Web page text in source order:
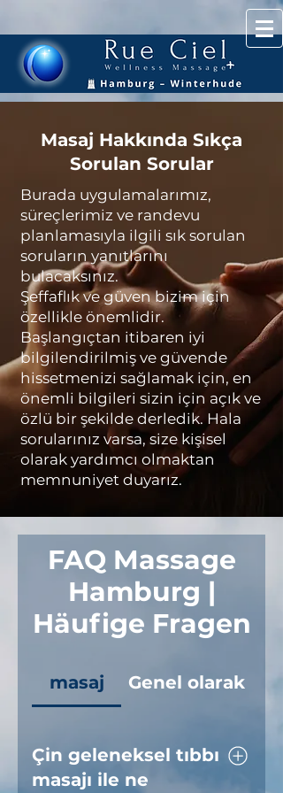
Masaj Hakkında Sıkça
Sorulan Sorular
Burada uygulamalarımız,
süreçlerimiz ve randevu
planlamasıyla ilgili sık sorulan
soruların yanıtlarını
bulacaksınız.
Şeffaflık ve güven bizim için
özellikle önemlidir.
Başlangıçtan itibaren iyi
bilgilendirilmiş ve güvende
hissetmenizi sağlamak için, en
önemli bilgileri sizin için açık ve
özlü bir şekilde derledik. Hala
sorularınız varsa, size kişisel
olarak yardımcı olmaktan
memnuniyet duyarız.
FAQ Massage
Hamburg |
Häufige Fragen
masaj Genel olarak
Çin geleneksel tıbbı
masajı ile ne